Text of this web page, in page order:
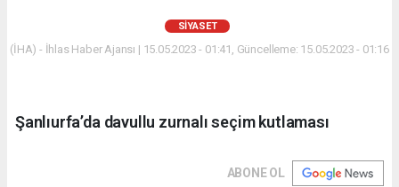
SIYASET
(İHA) - İhlas Haber Ajansı | 15.05.2023 - 01:41, Güncelleme: 15.05.2023 - 01:16
Şanlıurfa’da davullu zurnalı seçim kutlaması
ABONE OL